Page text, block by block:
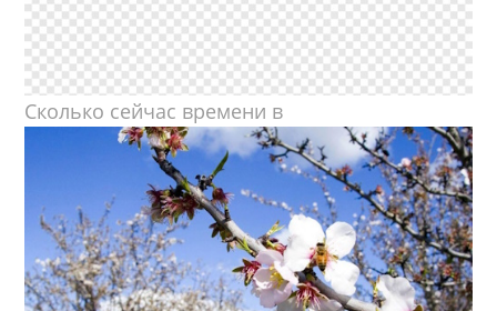
Сколько сейчас времени в